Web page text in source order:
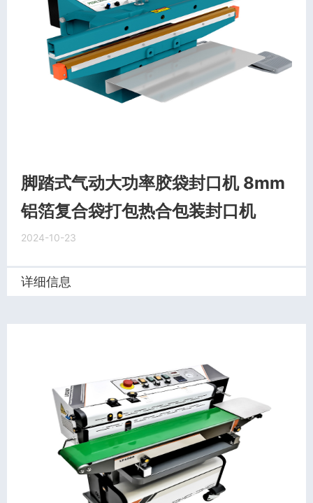
脚踏式气动大功率胶袋封口机 8mm
铝箔复合袋打包热合包装封口机
2024-10-23
详细信息